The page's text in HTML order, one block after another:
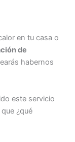
en tu casa o
de
habernos
este servicio
¿qué